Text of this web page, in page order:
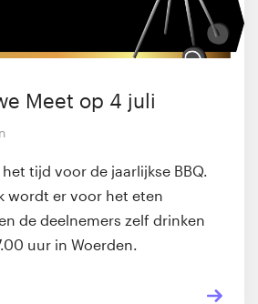
Meet op 4 juli
tijd voor de jaarlijkse BBQ.
wordt er voor het eten
de deelnemers zelf drinken
uur in Woerden.